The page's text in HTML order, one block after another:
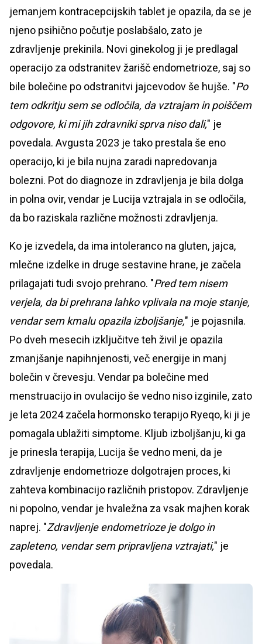
jemanjem kontracepcijskih tablet je opazila, da se je
njeno psihično počutje poslabšalo, zato je
zdravljenje prekinila. Novi ginekolog ji je predlagal
operacijo za odstranitev žarišč endometrioze, saj so
bile bolečine po odstranitvi jajcevodov še hujše. "Po
tem odkritju sem se odločila, da vztrajam in poiščem
odgovore, ki mi jih zdravniki sprva niso dali," je
povedala. Avgusta 2023 je tako prestala še eno
operacijo, ki je bila nujna zaradi napredovanja
bolezni. Pot do diagnoze in zdravljenja je bila dolga
in polna ovir, vendar je Lucija vztrajala in se odločila,
da bo raziskala različne možnosti zdravljenja.
Ko je izvedela, da ima intoleranco na gluten, jajca,
mlečne izdelke in druge sestavine hrane, je začela
prilagajati tudi svojo prehrano. "Pred tem nisem
verjela, da bi prehrana lahko vplivala na moje stanje,
vendar sem kmalu opazila izboljšanje," je pojasnila.
Po dveh mesecih izključitve teh živil je opazila
zmanjšanje napihnjenosti, več energije in manj
bolečin v črevesju. Vendar pa bolečine med
menstruacijo in ovulacijo še vedno niso izginile, zato
je leta 2024 začela hormonsko terapijo Ryeqo, ki ji je
pomagala ublažiti simptome. Kljub izboljšanju, ki ga
je prinesla terapija, Lucija še vedno meni, da je
zdravljenje endometrioze dolgotrajen proces, ki
zahteva kombinacijo različnih pristopov. Zdravljenje
ni popolno, vendar je hvaležna za vsak majhen korak
naprej. "Zdravljenje endometrioze je dolgo in
zapleteno, vendar sem pripravljena vztrajati," je
povedala.